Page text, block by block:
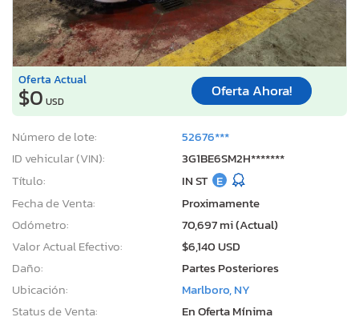
Oferta Actual
$0 USD
Oferta Ahora!
Número de lote:
52676***
ID vehicular (VIN):
3G1BE6SM2H*******
Título:
IN ST E
Fecha de Venta:
Proximamente
Odómetro:
70,697 mi (Actual)
Valor Actual Efectivo:
$6,140 USD
Daño:
Partes Posteriores
Ubicación:
Marlboro, NY
Status de Venta:
En Oferta Mínima